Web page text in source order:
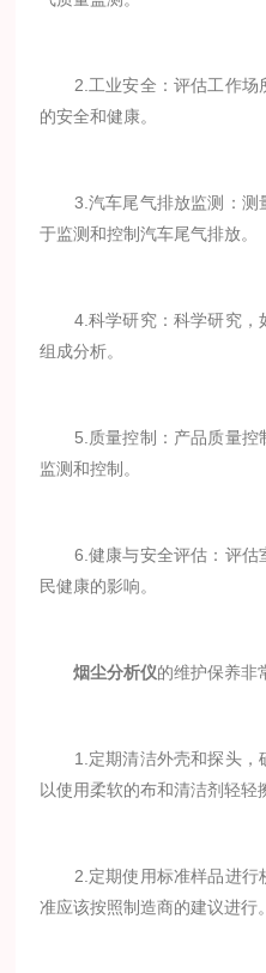
2.工业安全：评估工作场
的安全和健康。
3.汽车尾气排放监测：测
于监测和控制汽车尾气排放。
4.科学研究：科学研究，
组成分析。
5.质量控制：产品质量控
监测和控制。
6.健康与安全评估：评估
民健康的影响。
烟尘分析仪的维护保养非
1.定期清洁外壳和探头，
以使用柔软的布和清洁剂轻轻
2.定期使用标准样品进行
准应该按照制造商的建议进行。